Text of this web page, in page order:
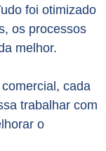
foi otimizado
os processos
melhor.
cada
trabalhar com
o